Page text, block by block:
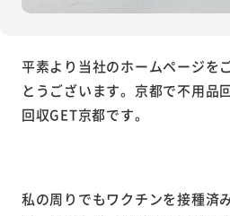
平素より当社のホームページを
とうございます。 京都で不用品
回収GET京都です。
私の周りでもワクチンを接種済